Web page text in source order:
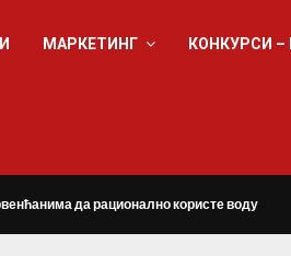
МАРКЕТИНГ КОНКУРСИ
да рационално користе воду